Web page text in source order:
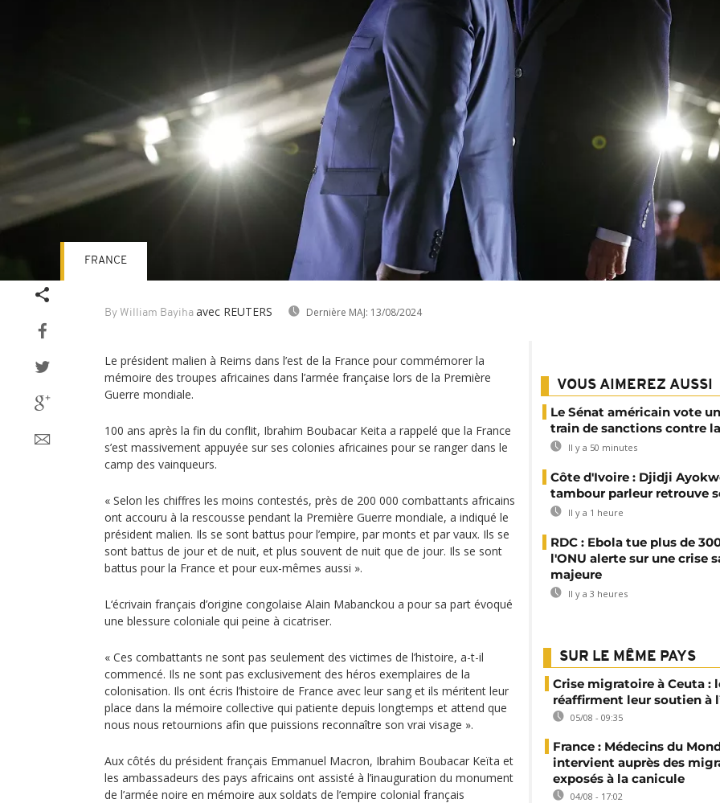
By William Bayiha avec REUTERS Dernière MAJ: 13/08/2024
FRANCE
Le président malien à Reims dans l’est de la France pour commémorer la
mémoire des troupes africaines dans l’armée française lors de la Première
Guerre mondiale.
100 ans après la fin du conflit, Ibrahim Boubacar Keita a rappelé que la France
s’est massivement appuyée sur ses colonies africaines pour se ranger dans le
camp des vainqueurs.
« Selon les chiffres les moins contestés, près de 200 000 combattants africains
ont accouru à la rescousse pendant la Première Guerre mondiale, a indiqué le
président malien. Ils se sont battus pour l’empire, par monts et par vaux. Ils se
sont battus de jour et de nuit, et plus souvent de nuit que de jour. Ils se sont
battus pour la France et pour eux-mêmes aussi ».
L‘écrivain français d’origine congolaise Alain Mabanckou a pour sa part évoqué
une blessure coloniale qui peine à cicatriser.
« Ces combattants ne sont pas seulement des victimes de l’histoire, a-t-il
commencé. Ils ne sont pas exclusivement des héros exemplaires de la
colonisation. Ils ont écris l’histoire de France avec leur sang et ils méritent leur
place dans la mémoire collective qui patiente depuis longtemps et attend que
nous nous retournions afin que puissions reconnaître son vrai visage ».
Aux côtés du président français Emmanuel Macron, Ibrahim Boubacar Keïta et
les ambassadeurs des pays africains ont assisté à l’inauguration du monument
de l’armée noire en mémoire aux soldats de l’empire colonial français
VOUS AIMEREZ AUSSI
Le Sénat américain vote
train de sanctions contre
Il y a 50 minutes
Côte d'Ivoire : Djidji
tambour parleur retrouve
Il y a 1 heure
RDC : Ebola tue plus de
l'ONU alerte sur une crise
majeure
Il y a 3 heures
SUR LE MÊME PAYS
Crise migratoire à Ceuta :
réaffirment leur soutien à
05/08 - 09:35
France : Médecins du
intervient auprès des
exposés à la canicule
04/08 - 17:02